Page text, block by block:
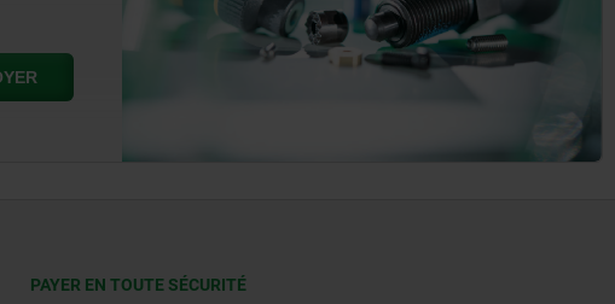
PAYER EN TOUTE SÉCURITÉ